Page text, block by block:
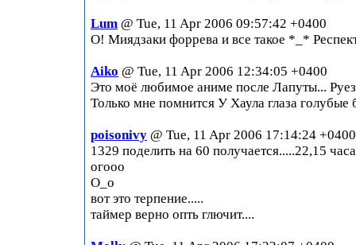
Lum @ Tue, 11 Apr 2006 09:57:42 +0400
О! Миядзаки форрева и все такое *_*
Aiko @ Tue, 11 Apr 2006 12:34:05 +0400
Это моё любимое аниме после Лапуты...
Только мне помнится У Хаула глаза голубые
poisonivy @ Tue, 11 Apr 2006 17:14:24 +0400
1329 поделить на 60 получается.....22,15 часа
огооо
О_о
вот это терпение.....
таймер верно опть глючит....